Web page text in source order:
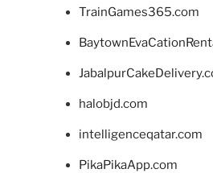
TrainGames365.com
halobjd.com
intelligenceqatar.com
PikaPikaApp.com